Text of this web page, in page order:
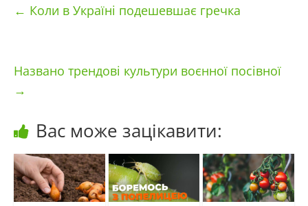
← Коли в Україні подешевшає гречка
Названо трендові культури воєнної посівної
→
Вас може зацікавити: